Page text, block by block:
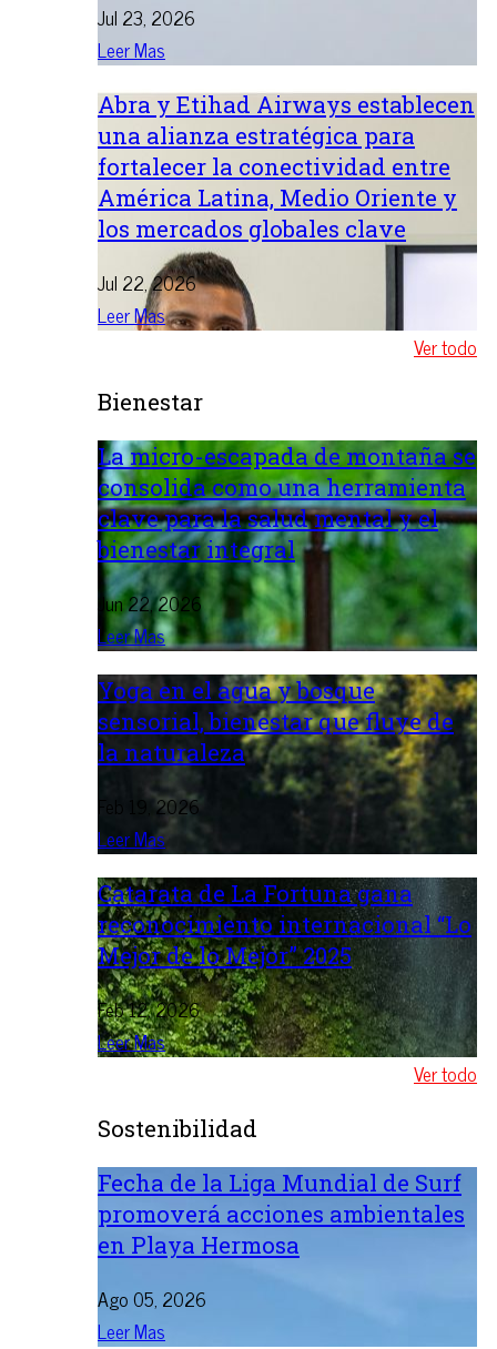
Jul 23, 2026
Leer Mas
Abra y Etihad Airways establecen
una alianza estratégica para
fortalecer la conectividad entre
América Latina, Medio Oriente y
los mercados globales clave
Jul 22, 2026
Leer Mas
Ver todo
Bienestar
La micro-escapada de montaña se
consolida como una herramienta
clave para la salud mental y el
bienestar integral
Jun 22, 2026
Leer Mas
Yoga en el agua y bosque
sensorial, bienestar que fluye de
la naturaleza
Feb 19, 2026
Leer Mas
Catarata de La Fortuna gana
reconocimiento internacional “Lo
Mejor de lo Mejor” 2025
Feb 12, 2026
Leer Mas
Ver todo
Sostenibilidad
Fecha de la Liga Mundial de Surf
promoverá acciones ambientales
en Playa Hermosa
Ago 05, 2026
Leer Mas